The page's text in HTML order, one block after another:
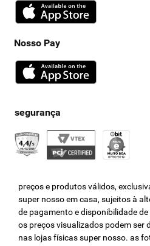
Nosso Pay
preços e produtos válidos,
super nosso em casa, sujeitos à
de pagamento e disponibilidade
os preços visualizados podem ser
nas lojas físicas super nosso. as